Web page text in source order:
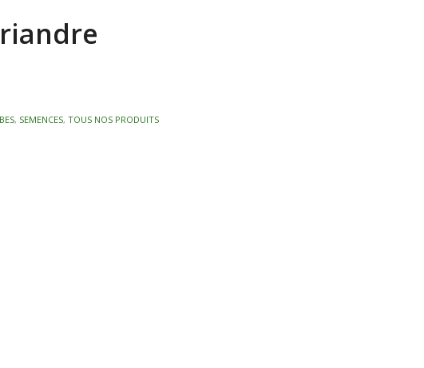
, SEMENCES,TOUS NOS PRODUITS